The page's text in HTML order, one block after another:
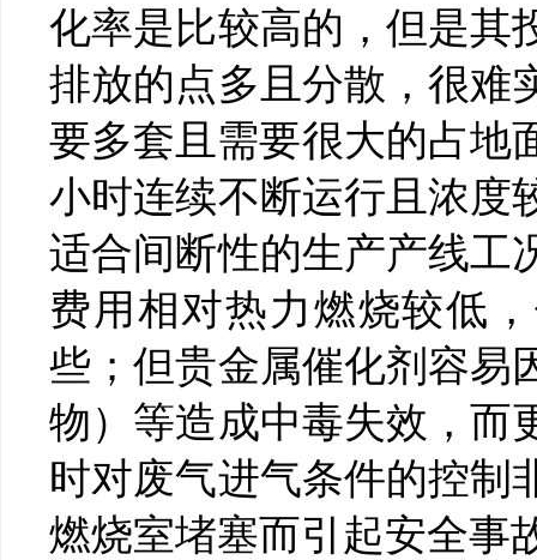
化率是比较高的，但是其
排放的点多且分散，很难
要多套且需要很大的占地
小时连续不断运行且浓度
适合间断性的生产产线工
费用相对热力燃烧较低
些；但贵金属催化剂容易
物）等造成中毒失效，而
时对废气进气条件的控制
燃烧室堵塞而引起安全事